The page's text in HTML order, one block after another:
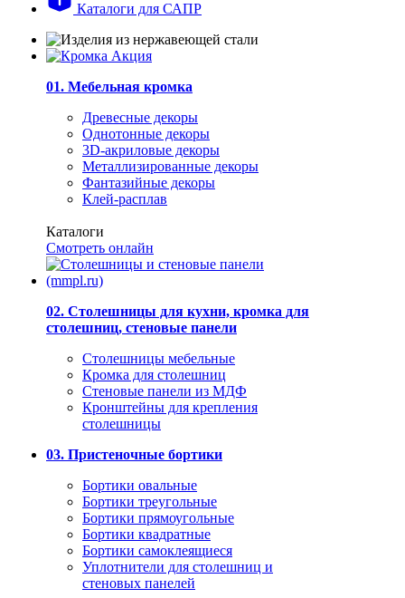
Каталоги для САПР
01. Мебельная кромка
Древесные декоры
Однотонные декоры
3D-акриловые декоры
Металлизированные декоры
Фантазийные декоры
Клей-расплав
Каталоги
Смотреть онлайн
02. Столешницы для кухни, кромка для
столешниц, стеновые панели
Столешницы мебельные
Кромка для столешниц
Стеновые панели из МДФ
Кронштейны для крепления
столешницы
03. Пристеночные бортики
Бортики овальные
Бортики треугольные
Бортики прямоугольные
Бортики квадратные
Бортики самоклеящиеся
Уплотнители для столешниц и
стеновых панелей